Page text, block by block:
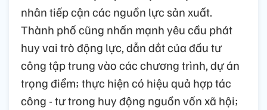
nhân tiếp cận các nguồn lực sản xuất.
Thành phố cũng nhấn mạnh yêu cầu phát
huy vai trò động lực, dẫn dắt của đầu tư
công tập trung vào các chương trình, dự án
trọng điểm; thực hiện có hiệu quả hợp tác
công - tư trong huy động nguồn vốn xã hội;